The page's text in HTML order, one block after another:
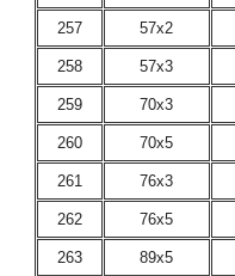
257 57х2
258 57х3
259 70х3
260 70х5
261 76х3
262 76х5
263 89х5